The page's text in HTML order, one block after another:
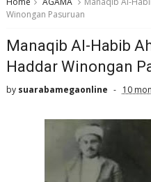
Winongan Pasuruan
Manaqib Al-Habib
Haddar Winongan
by suarabamegaonline 10